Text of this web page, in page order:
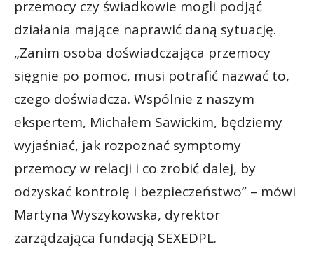
przemocy czy świadkowie mogli podjąć
działania mające naprawić daną sytuację.
„Zanim osoba doświadczająca przemocy
sięgnie po pomoc, musi potrafić nazwać to,
czego doświadcza. Wspólnie z naszym
ekspertem, Michałem Sawickim, będziemy
wyjaśniać, jak rozpoznać symptomy
przemocy w relacji i co zrobić dalej, by
odzyskać kontrolę i bezpieczeństwo” – mówi
Martyna Wyszykowska, dyrektor
zarządzająca fundacją SEXEDPL.